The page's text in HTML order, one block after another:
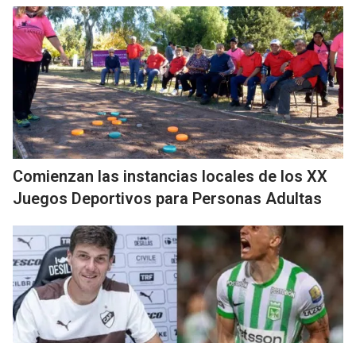
Comienzan las instancias locales de los XX
Juegos Deportivos para Personas Adultas